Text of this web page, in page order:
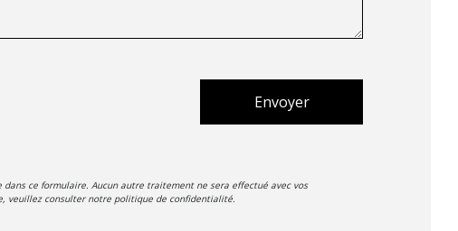
Envoyer
ce formulaire. Aucun autre traitement ne sera effectué avec vos
veuillez consulter notre politique de confidentialité.